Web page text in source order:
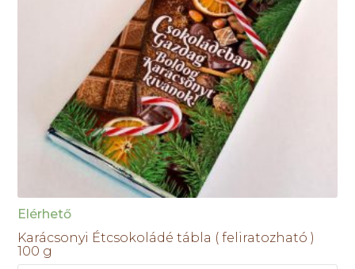
Elérhető
Karácsonyi Étcsokoládé tábla ( feliratozható )
100 g